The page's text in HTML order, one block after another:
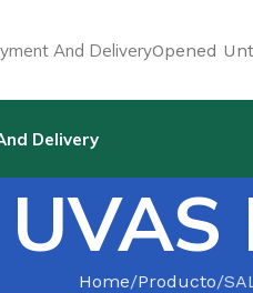
And DeliveryOpened
Delivery
Home Producto